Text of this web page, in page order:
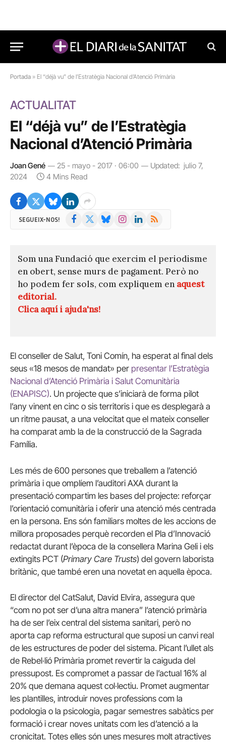
Portada » El “déjà vu” de l’Estratègia Nacional d’Atenció Primària
ACTUALITAT
El “déjà vu” de l’Estratègia
Nacional d’Atenció Primària
Joan Gené 25 - mayo - 2017 · 06:00 Updated: julio 7,
2024
4 Mins Read
SEGUEIX-NOS! Facebook BlueskyInstagramLinkedIn
RSS
Som una Fundació que exercim el periodisme
en obert, sense murs de pagament. Però no
ho podem fer sols, com expliquem en aquest
editorial.
Clica aquí i ajuda'ns!
El conseller de Salut, Toni Comín, ha esperat al final dels
seus «18 mesos de mandat» per presentar l’Estratègia
Nacional d’Atenció Primària i Salut Comunitària
(ENAPISC). Un projecte que s’iniciarà de forma pilot
l’any vinent en cinc o sis territoris i que es desplegarà a
un ritme pausat, a una velocitat que el mateix conseller
ha comparat amb la de la construcció de la Sagrada
Família.
Les més de 600 persones que treballem a l’atenció
primària i que omplíem l’auditori AXA durant la
presentació compartim les bases del projecte: reforçar
l’orientació comunitària i oferir una atenció més centrada
en la persona. Ens són familiars moltes de les accions de
millora proposades perquè recorden el Pla d’Innovació
redactat durant l’època de la consellera Marina Geli i els
extingits PCT (Primary Care Trusts) del govern laborista
britànic, que també eren una novetat en aquella època.
El director del CatSalut, David Elvira, assegura que
“com no pot ser d’una altra manera” l’atenció primària
ha de ser l’eix central del sistema sanitari, però no
aporta cap reforma estructural que suposi un canvi real
de les estructures de poder del sistema. Picant l’ullet als
de Rebel·lió Primària promet revertir la caiguda del
pressupost. Es compromet a passar de l’actual 16% al
20% que demana aquest col·lectiu. Promet augmentar
les plantilles, introduir noves professions com la
podologia o la psicologia, pagar semestres sabàtics per
formació i crear noves unitats com les d’atenció a la
cronicitat. Totes elles són unes mesures molt atractives